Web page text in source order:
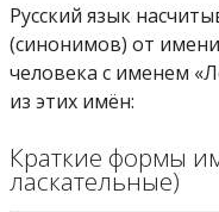
Русский язык
(синонимов) от
человека с именем
из этих имён:
Краткие формы
ласкательные)